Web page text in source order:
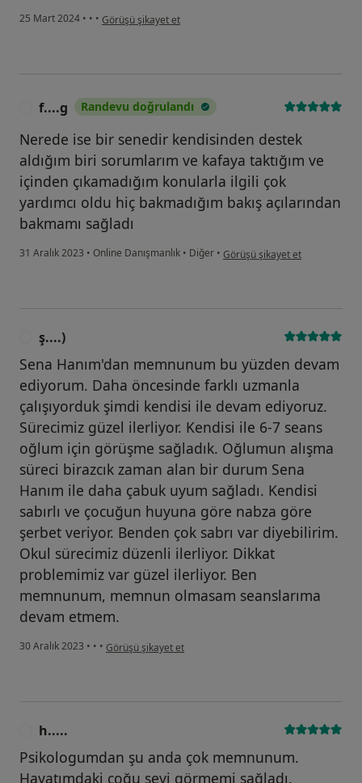
25 Mart 2024 • • • kullanıcının görüşüne göre s....)
Görüşü şikayet et
f....g Randevu doğrulandı
Nerede ise bir senedir kendisinden destek
aldığım biri sorumlarım ve kafaya taktığım ve
içinden çıkamadığım konularla ilgili çok
yardımcı oldu hiç bakmadığım bakış açılarından
bakmamı sağladı
31 Aralık 2023 • Online Danışmanlık • Diğer • kullanıcının görüşüne göre f....g
Görüşü şikayet et
ş....)
Sena Hanım'dan memnunum bu yüzden devam
ediyorum. Daha öncesinde farklı uzmanla
çalışıyorduk şimdi kendisi ile devam ediyoruz.
Sürecimiz güzel ilerliyor. Kendisi ile 6-7 seans
oğlum için görüşme sağladık. Oğlumun alışma
süreci birazcık zaman alan bir durum Sena
Hanım ile daha çabuk uyum sağladı. Kendisi
sabırlı ve çocuğun huyuna göre nabza göre
şerbet veriyor. Benden çok sabrı var diyebilirim.
Okul sürecimiz düzenli ilerliyor. Dikkat
problemimiz var güzel ilerliyor. Ben
memnunum, memnun olmasam seanslarıma
devam etmem.
30 Aralık 2023 • • • kullanıcının görüşüne göre ş....)
Görüşü şikayet et
h.....
Psikologumdan şu anda çok memnunum.
Hayatımdaki çoğu şeyi görmemi sağladı.